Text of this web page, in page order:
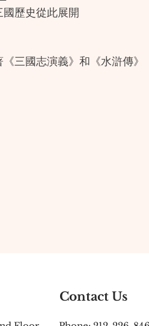
歷史從此展開
三國志演義》和《水滸傳》
。透過作者的妙筆，劉備、曹
治家、謀士、臣子的形象躍
書的人物刻畫活靈活現，情
Contact Us